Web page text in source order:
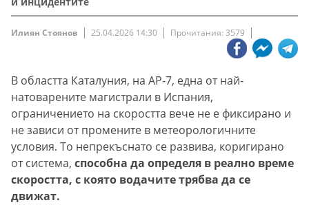
Илиян Стоянов 25.04.2026 14:30 Прочитания: 3579
В областта Каталуния, на AP-7, една от най-
натоварените магистрали в Испания,
ограничението на скоростта вече не е фиксирано и
не зависи от промените в метеорологичните
условия. То непрекъснато се развива, коригирано
от система, способна да определя в реално време
скоростта, с която водачите трябва да се
движат.